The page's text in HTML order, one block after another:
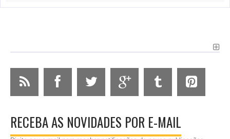
RECEBA AS NOVIDADES POR E-MAIL